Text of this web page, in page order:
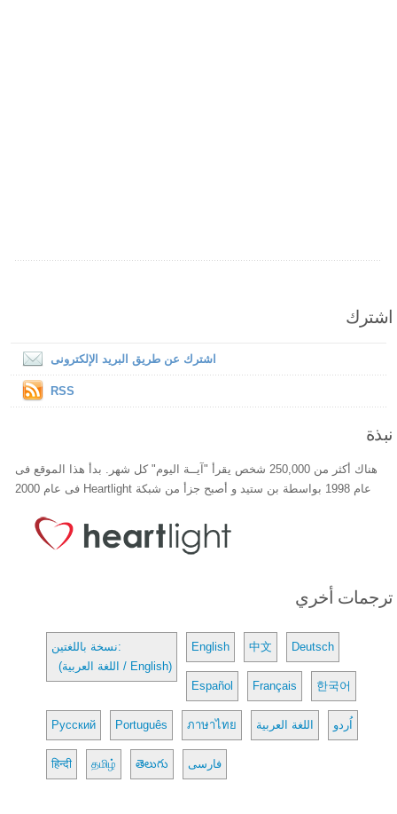
اشترك
اشترك عن طريق البريد الإلكترونى
RSS
نبذة
هناك أكثر من 250,000 شخص يقرأ "آيــة اليوم" كل شهر. بدأ هذا الموقع فى
عام 1998 بواسطة بن ستيد و أصبح جزأ من شبكة Heartlight فى عام 2000
ترجمات أخري
نسخة باللغتين:
(اللغة العربية / English)
English 中文 Deutsch
Español Français 한국어
Русский Português ภาษาไทย اللغة العربية اُردو
हिन्दी தமிழ் తెలుగు فارسی